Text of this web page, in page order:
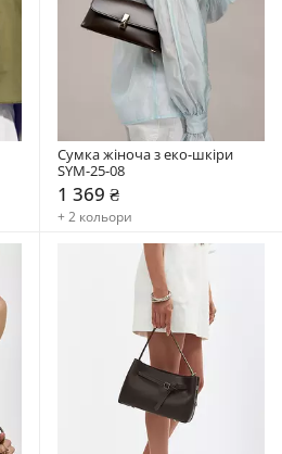
Сумка жіноча з еко-шкіри
SYM-25-08
1 369 ₴
+ 2 кольори